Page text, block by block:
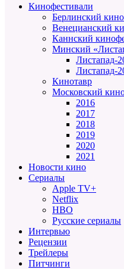
Кинофестивали
Берлинский
Венецианский
Каннский
Минский
Листапад-
Листапад-
Кинотавр
Московский
2016
2017
2018
2019
2020
2021
Новости кино
Сериалы
Apple TV+
Netflix
HBO
Русские сериалы
Интервью
Рецензии
Трейлеры
Питчинги